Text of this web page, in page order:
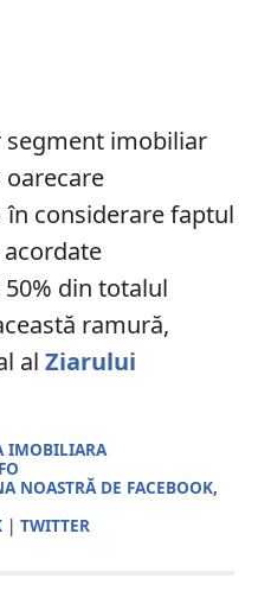
segment imobiliar
în considerare faptul
din totalul
ramură,
al Ziarului
IMOBILIARA
NOASTRĂ DE FACEBOOK,
| TWITTER